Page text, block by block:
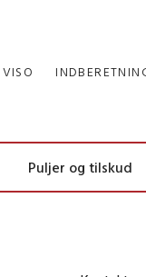
VISO
Puljer og tilskud